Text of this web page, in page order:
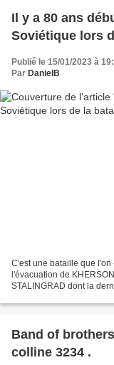
Il y a 80 ans
Soviétique lors
Publié le 15/01/2023 à
Par DanielB
C'est une bataille que l'on
l'évacuation de
STALINGRAD dont la
Band of brothers : Il y a 35 ans la bataille de la
colline 3234 .